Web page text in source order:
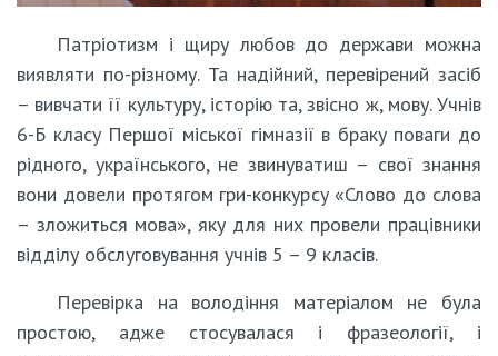
Патріотизм і щиру любов до держави можна
виявляти по-різному. Та надійний, перевірений засіб
– вивчати її культуру, історію та, звісно ж, мову. Учнів
6-Б класу Першої міської гімназії в браку поваги до
рідного, українського, не звинуватиш – свої знання
вони довели протягом гри-конкурсу «Слово до слова
– зложиться мова», яку для них провели працівники
відділу обслуговування учнів 5 – 9 класів.
Перевірка на володіння матеріалом не була
простою, адже стосувалася і фразеології, і